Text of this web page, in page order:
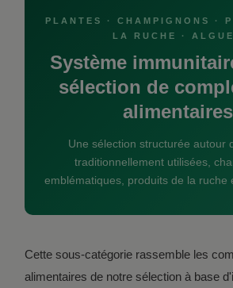
PLANTES · CHAMPIGNONS ·
LA RUCHE ·
Système
sélection de
alimentaires
Une sélection structurée autour
traditionnellement utilisées,
emblématiques, produits de la ruche
Cette sous-catégorie rassemble les
alimentaires de notre sélection à base